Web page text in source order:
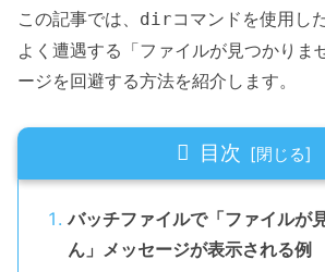
この記事では、 dirコマンドを使用し
よく遭遇する「ファイルが見つかりま
ージを回避する方法を紹介します。
目次
バッチファイルで「ファイルが
ん」メッセージが表示される例